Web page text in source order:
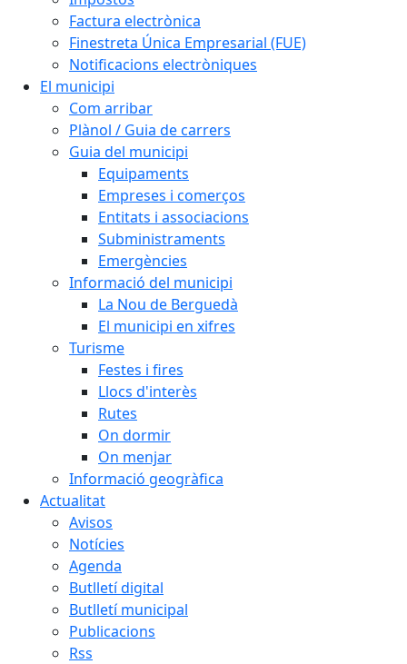
Factura electrònica
Finestreta Única Empresarial (FUE)
Notificacions electròniques
El municipi
Com arribar
Plànol / Guia de carrers
Guia del municipi
Equipaments
Empreses i comerços
Entitats i associacions
Subministraments
Emergències
Informació del municipi
La Nou de Berguedà
El municipi en xifres
Turisme
Festes i fires
Llocs d'interès
Rutes
On dormir
On menjar
Informació geogràfica
Actualitat
Avisos
Notícies
Agenda
Butlletí digital
Butlletí municipal
Publicacions
Rss